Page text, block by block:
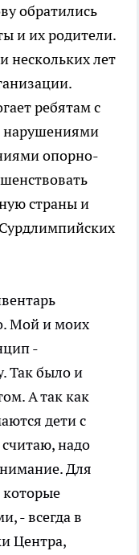
обратились
и их родители.
нескольких лет
ребятам с
нарушениями
опорно-
страны и
Мой и моих
-
Так было и
А так как
дети с
надо
Для
- всегда в
Центра,